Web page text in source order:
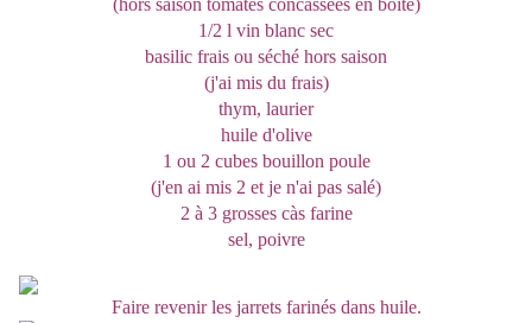
(hors saison tomates concassées en boîte)
1/2 l vin blanc sec
basilic frais ou séché hors saison
(j'ai mis du frais)
thym, laurier
huile d'olive
1 ou 2 cubes bouillon poule
(j'en ai mis 2 et je n'ai pas salé)
2 à 3 grosses càs farine
sel, poivre
Faire revenir les jarrets farinés dans huile.